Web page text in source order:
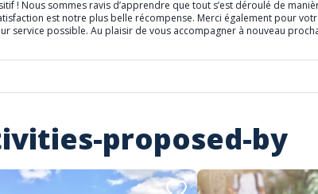
! Nous sommes ravis d’apprendre que tout s’est déroulé de
est notre plus belle récompense. Merci également pour
service possible. Au plaisir de vous accompagner à nouveau
proposed-by